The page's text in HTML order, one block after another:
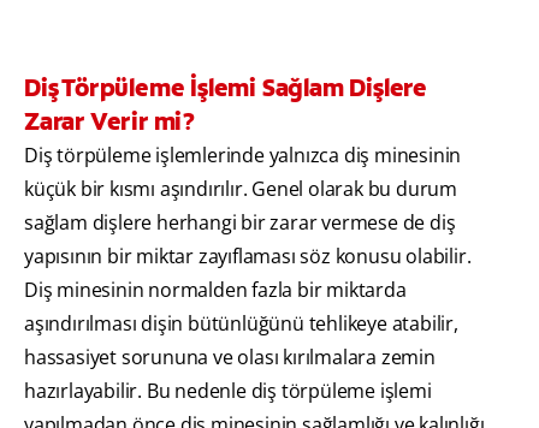
Diş Törpüleme İşlemi Sağlam Dişlere
Zarar Verir mi?
Diş törpüleme işlemlerinde yalnızca diş minesinin
küçük bir kısmı aşındırılır. Genel olarak bu durum
sağlam dişlere herhangi bir zarar vermese de diş
yapısının bir miktar zayıflaması söz konusu olabilir.
Diş minesinin normalden fazla bir miktarda
aşındırılması dişin bütünlüğünü tehlikeye atabilir,
hassasiyet sorununa ve olası kırılmalara zemin
hazırlayabilir. Bu nedenle diş törpüleme işlemi